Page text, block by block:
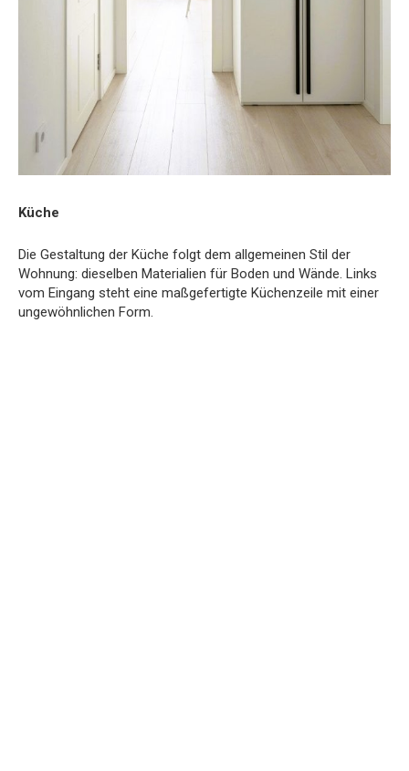
Küche
Die Gestaltung der Küche folgt dem allgemeinen Stil der
Wohnung: dieselben Materialien für Boden und Wände. Links
vom Eingang steht eine maßgefertigte Küchenzeile mit einer
ungewöhnlichen Form.